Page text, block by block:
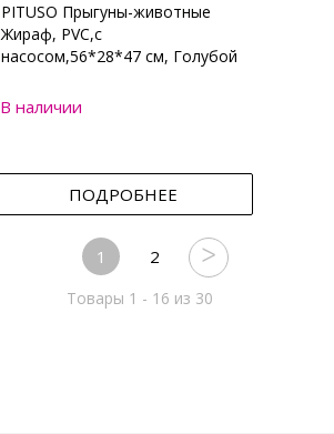
PITUSO Прыгуны-животные
Жираф, PVC,с
насосом,56*28*47 см, Голубой
В наличии
ПОДРОБНЕЕ
1 2
Товары 1 - 16 из 30